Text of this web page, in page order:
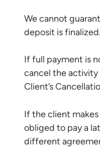
We cannot
deposit is finalized.
If full payment is
cancel the activity
Client’s
If the client
obliged to pay a
different